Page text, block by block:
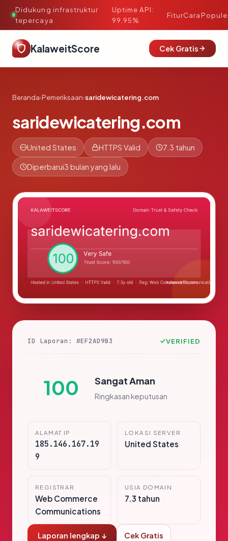
Didukung infrastruktur
tepercaya
·
Uptime API:
99.95%
FiturCara
KalaweitScore Cek Gratis
Beranda›Pemeriksaan›saridewicatering.com
saridewicatering.com
United States HTTPS Valid 7.3 tahun
Diperbarui3 bulan yang lalu
ID Laporan: #EF2AD9B3 VERIFIED
100 Sangat Aman
Ringkasan keputusan
ALAMAT IP
185.146.167.19
9
LOKASI SERVER
United States
REGISTRAR
Web Commerce
Communications
USIA DOMAIN
7.3 tahun
Laporan lengkap ↓ Cek Gratis